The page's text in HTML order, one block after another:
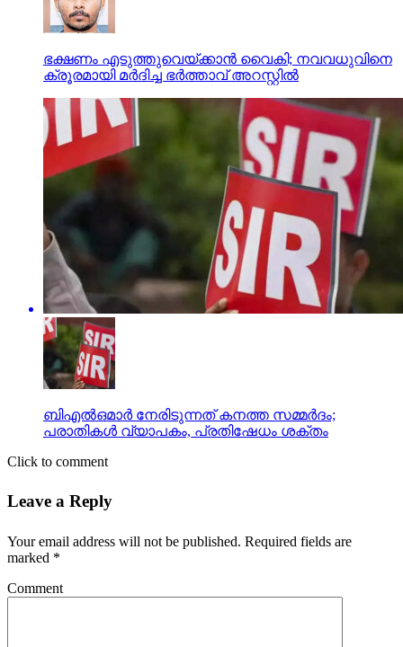
ഭക്ഷണം എടുത്തുവെയ്ക്കാന്‍ വൈകി; നവവധുവിനെ
ക്രൂരമായി മര്‍ദിച്ച ഭര്‍ത്താവ് അറസ്റ്റില്‍
ബിഎല്‍ഒമാര്‍ നേരിടുന്നത് കനത്ത സമ്മര്‍ദം;
പരാതികള്‍ വ്യാപകം, പ്രതിഷേധം ശക്തം
Click to comment
Leave a Reply
Your email address will not be published. Required fields are
marked *
Comment